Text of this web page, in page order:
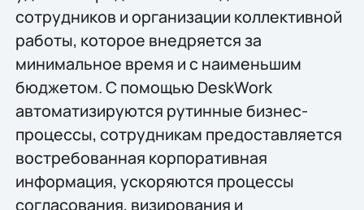
сотрудников и организации коллективной
работы, которое внедряется за
минимальное время и с наименьшим
бюджетом. С помощью DeskWork
автоматизируются рутинные бизнес-
процессы, сотрудникам предоставляется
востребованная корпоративная
информация, ускоряются процессы
согласования, визирования и